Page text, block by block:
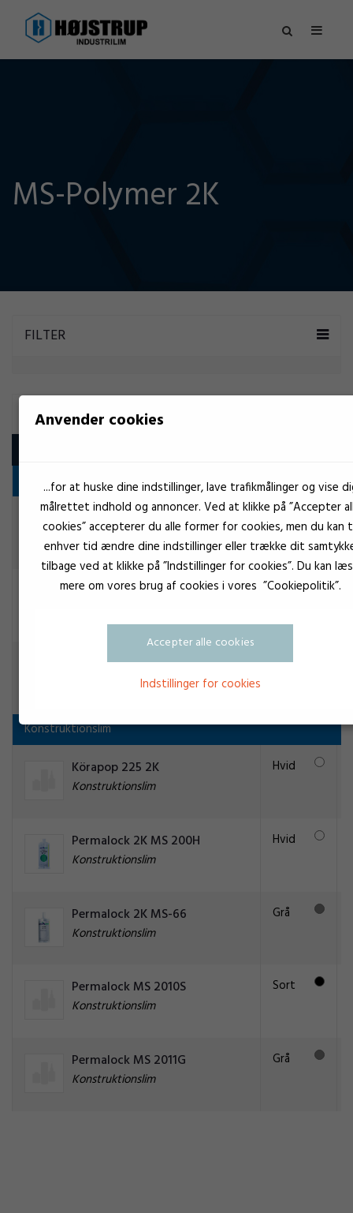
MS-Polymer 2K
FILTER
MS-POLYMER 2K
Fugning og tætning
Teroson 9399 hvid
Fugning og tætning
Hvid
Teroson 9399 sort Sort
TEROSON MS-9399 grå
Fugning og tætning
Grå
Konstruktionslim
Körapop 225 2K
Konstruktionslim
Hvid
Permalock 2K MS 200H
Konstruktionslim
Hvid
Permalock 2K MS-66
Konstruktionslim
Grå
Permalock MS 2010S
Konstruktionslim
Sort
Permalock MS 2011G
Konstruktionslim
Grå
Anvender cookies
...for at huske dine indstillinger, lave trafikmålinger og vise
målrettet indhold og annoncer. Ved at klikke på ”Accepter
cookies” accepterer du alle former for cookies, men du kan
enhver tid ændre dine indstillinger eller trække dit
tilbage ved at klikke på ”Indstillinger for cookies”. Du kan
mere om vores brug af cookies i vores ”Cookiepolitik”.
Accepter alle cookies
Indstillinger for cookies